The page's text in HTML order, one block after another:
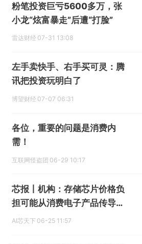
粉笔投资巨亏5600多万，张
小龙“炫富暴走”后遭“打脸”
雷达财经 07-31 13:08
左手卖快手、右手买可灵：腾
讯把投资玩明白了
博望财经 07-07 06:31
各位，重要的问题是消费内
需！
互联网怪盗团 06-29 10:17
芯报丨机构：存储芯片价格负
担可能从消费电子产品传导至
AI
AI芯天下 06-25 11:57